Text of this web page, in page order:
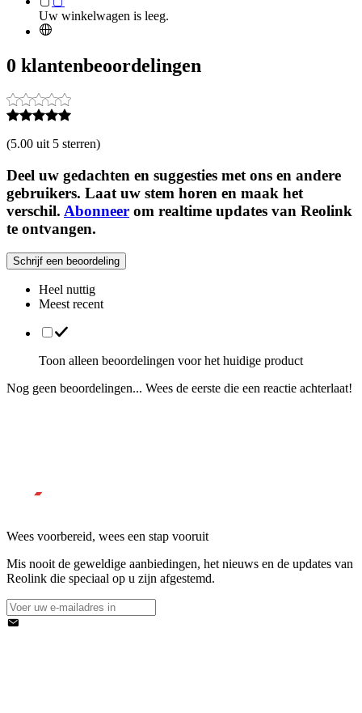
Uw winkelwagen is leeg.
0 klantenbeoordelingen
(5.00 uit 5 sterren)
Deel uw gedachten en suggesties met ons en andere
gebruikers. Laat uw stem horen en maak het
verschil. Abonneer om realtime updates van Reolink
te ontvangen.
Schrijf een beoordeling
Heel nuttig
Meest recent
Toon alleen beoordelingen voor het huidige product
Nog geen beoordelingen... Wees de eerste die een reactie achterlaat!
Wees voorbereid, wees een stap vooruit
Mis nooit de geweldige aanbiedingen, het nieuws en de updates van
Reolink die speciaal op u zijn afgestemd.